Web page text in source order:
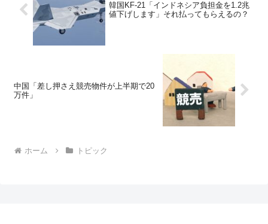
韓国KF-21「インドネシア負担金を1.2兆
値下げします」それ払ってもらえるの？
中国「差し押さえ競売物件が上半期で20
万件」
ホーム トピック